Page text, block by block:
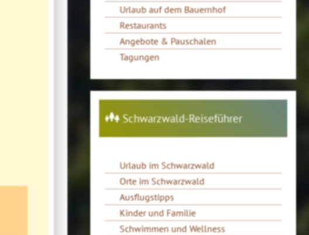
Urlaub auf dem Bauernhof
Restaurants
Angebote & Pauschalen
Tagungen
Schwarzwald-Reiseführer
Urlaub im Schwarzwald
Orte im Schwarzwald
Ausflugstipps
Kinder und Familie
Schwimmen und Wellness